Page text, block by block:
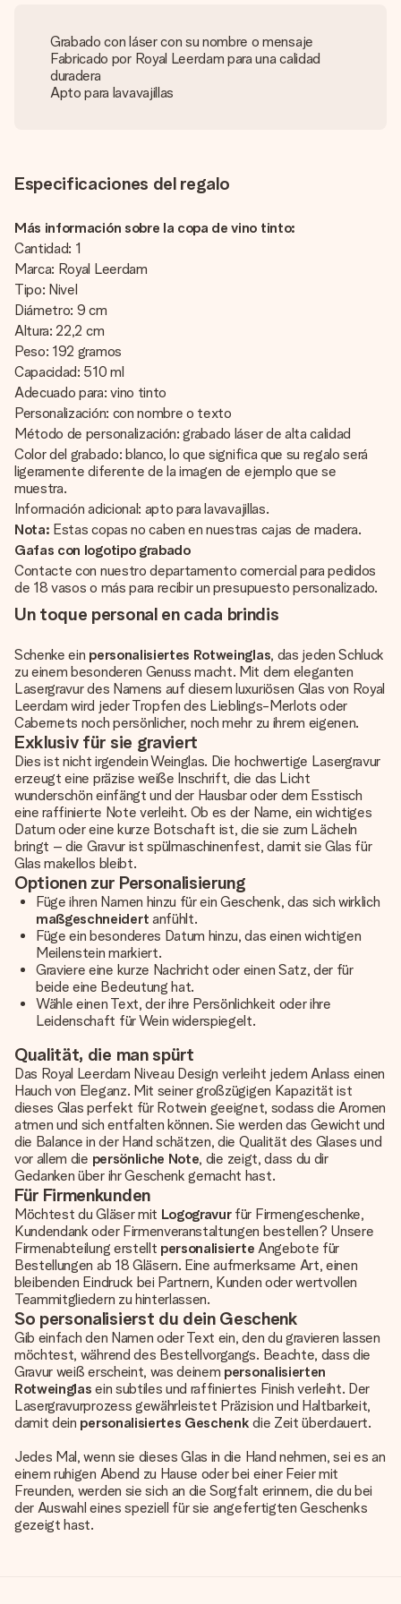
Grabado con láser con su nombre o mensaje
Fabricado por Royal Leerdam para una calidad
duradera
Apto para lavavajillas
Especificaciones del regalo
Más información sobre la copa de vino tinto:
Cantidad: 1
Marca: Royal Leerdam
Tipo: Nivel
Diámetro: 9 cm
Altura: 22,2 cm
Peso: 192 gramos
Capacidad: 510 ml
Adecuado para: vino tinto
Personalización: con nombre o texto
Método de personalización: grabado láser de alta calidad
Color del grabado: blanco, lo que significa que su regalo será
ligeramente diferente de la imagen de ejemplo que se
muestra.
Información adicional: apto para lavavajillas.
Nota: Estas copas no caben en nuestras cajas de madera.
Gafas con logotipo grabado
Contacte con nuestro departamento comercial para pedidos
de 18 vasos o más para recibir un presupuesto personalizado.
Un toque personal en cada brindis
Schenke ein personalisiertes Rotweinglas, das jeden Schluck
zu einem besonderen Genuss macht. Mit dem eleganten
Lasergravur des Namens auf diesem luxuriösen Glas von Royal
Leerdam wird jeder Tropfen des Lieblings-Merlots oder
Cabernets noch persönlicher, noch mehr zu ihrem eigenen.
Exklusiv für sie graviert
Dies ist nicht irgendein Weinglas. Die hochwertige Lasergravur
erzeugt eine präzise weiße Inschrift, die das Licht
wunderschön einfängt und der Hausbar oder dem Esstisch
eine raffinierte Note verleiht. Ob es der Name, ein wichtiges
Datum oder eine kurze Botschaft ist, die sie zum Lächeln
bringt – die Gravur ist spülmaschinenfest, damit sie Glas für
Glas makellos bleibt.
Optionen zur Personalisierung
Füge ihren Namen hinzu für ein Geschenk, das sich wirklich
maßgeschneidert anfühlt.
Füge ein besonderes Datum hinzu, das einen wichtigen
Meilenstein markiert.
Graviere eine kurze Nachricht oder einen Satz, der für
beide eine Bedeutung hat.
Wähle einen Text, der ihre Persönlichkeit oder ihre
Leidenschaft für Wein widerspiegelt.
Qualität, die man spürt
Das Royal Leerdam Niveau Design verleiht jedem Anlass einen
Hauch von Eleganz. Mit seiner großzügigen Kapazität ist
dieses Glas perfekt für Rotwein geeignet, sodass die Aromen
atmen und sich entfalten können. Sie werden das Gewicht und
die Balance in der Hand schätzen, die Qualität des Glases und
vor allem die persönliche Note, die zeigt, dass du dir
Gedanken über ihr Geschenk gemacht hast.
Für Firmenkunden
Möchtest du Gläser mit Logogravurfür Firmengeschenke,
Kundendank oder Firmenveranstaltungen bestellen? Unsere
Firmenabteilung erstellt personalisierte Angebote für
Bestellungen ab 18 Gläsern. Eine aufmerksame Art, einen
bleibenden Eindruck bei Partnern, Kunden oder wertvollen
Teammitgliedern zu hinterlassen.
So personalisierst du dein Geschenk
Gib einfach den Namen oder Text ein, den du gravieren lassen
möchtest, während des Bestellvorgangs. Beachte, dass die
Gravur weiß erscheint, was deinem personalisierten
Rotweinglas ein subtiles und raffiniertes Finish verleiht. Der
Lasergravurprozess gewährleistet Präzision und Haltbarkeit,
damit dein personalisiertes Geschenk die Zeit überdauert.
Jedes Mal, wenn sie dieses Glas in die Hand nehmen, sei es an
einem ruhigen Abend zu Hause oder bei einer Feier mit
Freunden, werden sie sich an die Sorgfalt erinnern, die du bei
der Auswahl eines speziell für sie angefertigten Geschenks
gezeigt hast.